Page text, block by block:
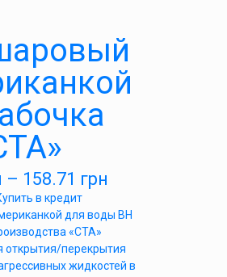
– 158.71 грн
в кредит
для воды ВН
«СТА»
открытия/перекрытия
жидкостей в